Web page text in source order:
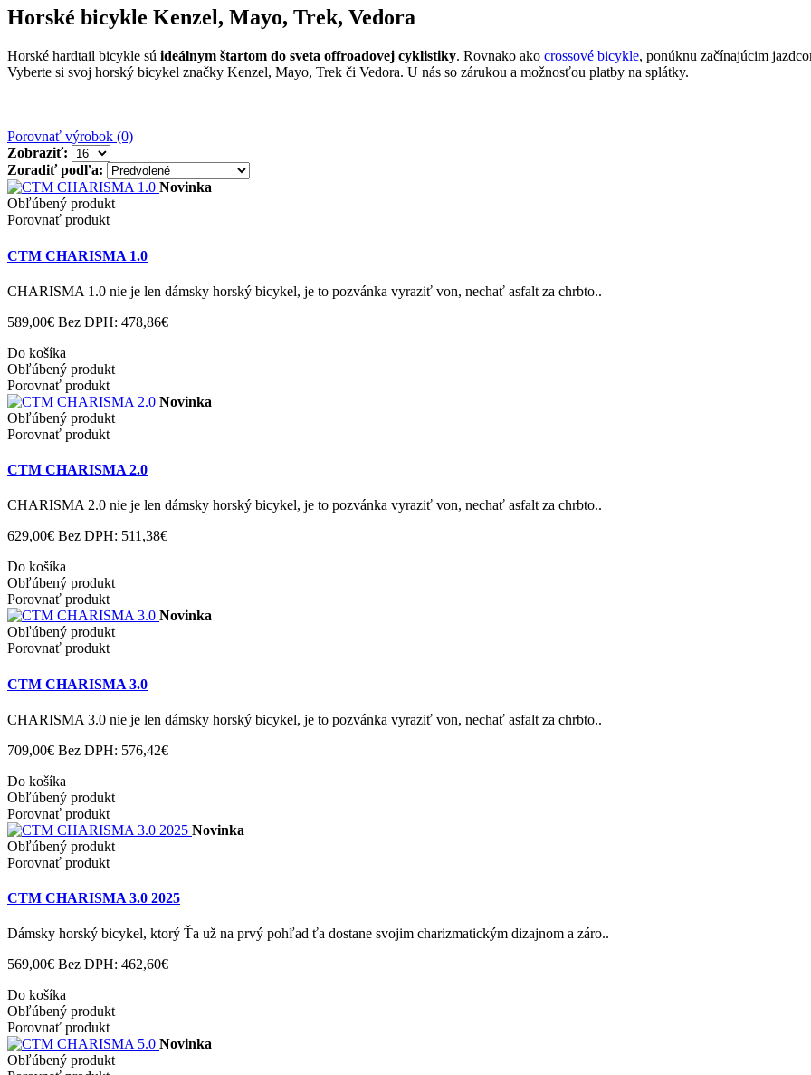
Horské bicykle Kenzel, Mayo, Trek, Vedora
Horské hardtail bicykle sú ideálnym štartom do sveta offroadovej cyklistiky. Rovnako ako crossové bicykle, ponúknu začínajúcim
Vyberte si svoj horský bicykel značky Kenzel, Mayo, Trek či Vedora. U nás so zárukou a možnosťou platby na splátky.
Porovnať výrobok (0)
Zobraziť:
Zoradiť podľa:
Novinka
Obľúbený produkt
Porovnať produkt
CTM CHARISMA 1.0
CHARISMA 1.0 nie je len dámsky horský bicykel, je to pozvánka vyraziť von, nechať asfalt za chrbto..
589,00€ Bez DPH: 478,86€
Do košíka
Obľúbený produkt
Porovnať produkt
Novinka
Obľúbený produkt
Porovnať produkt
CTM CHARISMA 2.0
CHARISMA 2.0 nie je len dámsky horský bicykel, je to pozvánka vyraziť von, nechať asfalt za chrbto..
629,00€ Bez DPH: 511,38€
Do košíka
Obľúbený produkt
Porovnať produkt
Novinka
Obľúbený produkt
Porovnať produkt
CTM CHARISMA 3.0
CHARISMA 3.0 nie je len dámsky horský bicykel, je to pozvánka vyraziť von, nechať asfalt za chrbto..
709,00€ Bez DPH: 576,42€
Do košíka
Obľúbený produkt
Porovnať produkt
Novinka
Obľúbený produkt
Porovnať produkt
CTM CHARISMA 3.0 2025
Dámsky horský bicykel, ktorý Ťa už na prvý pohľad ťa dostane svojim charizmatickým dizajnom a záro..
569,00€ Bez DPH: 462,60€
Do košíka
Obľúbený produkt
Porovnať produkt
Novinka
Obľúbený produkt